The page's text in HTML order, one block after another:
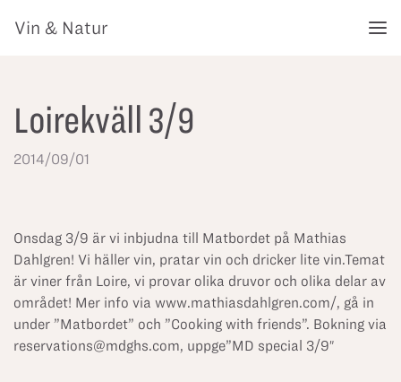
Vin & Natur
Loirekväll 3/9
2014/09/01
Onsdag 3/9 är vi inbjudna till Matbordet på Mathias
Dahlgren! Vi häller vin, pratar vin och dricker lite vin.Temat
är viner från Loire, vi provar olika druvor och olika delar av
området! Mer info via www.mathiasdahlgren.com/, gå in
under ”Matbordet” och ”Cooking with friends”. Bokning via
reservations@mdghs.com, uppge”MD special 3/9″